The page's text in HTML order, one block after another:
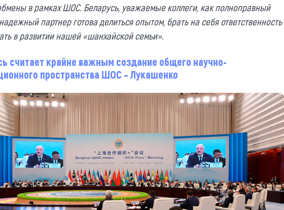
в рамках ШОС. Беларусь, уважаемые коллеги, как полноправный
партнер готова делиться опытом, брать на себя ответственность
в развитии нашей «шанхайской семьи».
считает крайне важным создание общего научно-
пространства ШОС – Лукашенко